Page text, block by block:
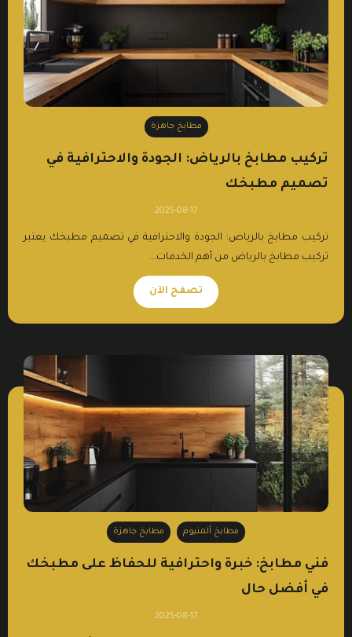
مطابخ جاهزة
تركيب مطابخ بالرياض: الجودة والاحترافية في
تصميم مطبخك
2025-08-17
تركيب مطابخ بالرياض: الجودة والاحترافية في تصميم مطبخك يعتبر
تركيب مطابخ بالرياض من أهم الخدمات...
تصفح الآن
مطابخ ألمنيوم مطابخ جاهزة
فني مطابخ: خبرة واحترافية للحفاظ على مطبخك
في أفضل حال
2025-08-17